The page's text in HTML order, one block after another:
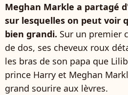
Meghan Markle a partagé
sur lesquelles on peut voir
bien grandi. Sur un premier
de dos, ses cheveux roux
les bras de son papa que
prince Harry et Meghan
grand sourire aux lèvres.